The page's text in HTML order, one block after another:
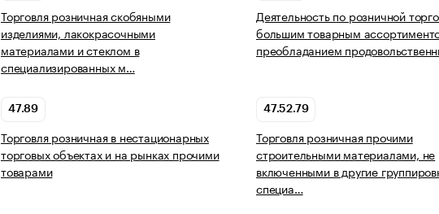
Торговля розничная скобяными
изделиями, лакокрасочными
материалами и стеклом в
специализированных м…
Деятельность по розничной
большим товарным
преобладанием
47.89
Торговля розничная в нестационарных
торговых объектах и на рынках прочими
товарами
47.52.79
Торговля розничная прочими
строительными материалами, не
включенными в другие
специа…